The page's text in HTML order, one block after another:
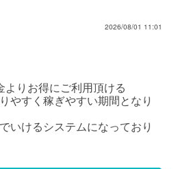
2026/08/01 11:01
りお得にご利用頂ける
やすく稼ぎやすい期間となり
いけるシステムになっており